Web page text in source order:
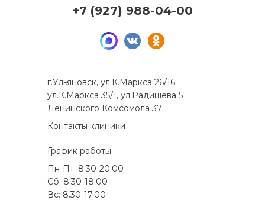
г.Ульяновск, ул.К.Маркса 26/16
ул.К.Маркса 35/1, ул.Радищева 5
Ленинского Комсомола 37
Контакты клиники
График работы:
Пн-Пт: 8.30-20.00
Сб: 8.30-18.00
Вс: 8.30-17.00
+7 (927) 988-04-00